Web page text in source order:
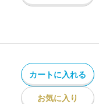
カートに入れる
お気に入り